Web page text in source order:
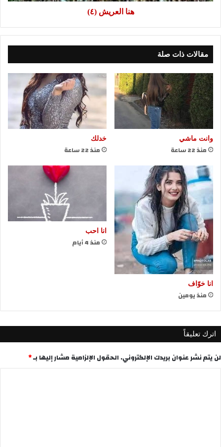
هنا العريش (٤)
مقالات ذات صلة
وانت ماشي
منذ 22 ساعة
خدلك
منذ 22 ساعة
انا خوّاف
منذ يومين
انا احب
منذ 4 أيام
اترك تعليقاً
لن يتم نشر عنوان بريدك الإلكتروني. الحقول الإلزامية مشار إليها بـ*